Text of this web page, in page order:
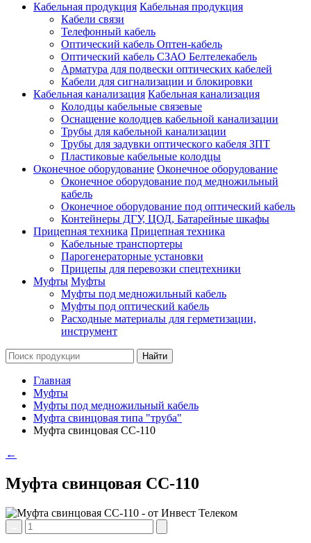
Кабельная продукция Кабельная продукция
Кабели связи
Телефонный кабель
Оптический кабель Оптен-кабель
Оптический кабель СЗАО Белтелекабель
Арматура для подвески оптических кабелей
Кабели для сигнализации и блокировки
Кабельная канализация Кабельная канализация
Колодцы кабельные связевые
Оснащение колодцев кабельной канализации
Трубы для кабельной канализации
Трубы для задувки оптического кабеля ЗПТ
Пластиковые кабельные колодцы
Оконечное оборудование Оконечное оборудование
Оконечное оборудование под медножильный
кабель
Оконечное оборудование под оптический кабель
Контейнеры ДГУ, ЦОД, Батарейные шкафы
Прицепная техника Прицепная техника
Кабельные транспортеры
Парогенераторные установки
Прицепы для перевозки спецтехники
Муфты Муфты
Муфты под медножильный кабель
Муфты под оптический кабель
Расходные материалы для герметизации,
инструмент
Главная
Муфты
Муфты под медножильный кабель
Муфта свинцовая типа "труба"
Муфта свинцовая СС-110
←
Муфта свинцовая СС-110